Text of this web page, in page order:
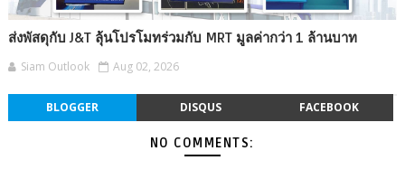
ส่งพัสดุกับ J&T ลุ้นโปรโมทร่วมกับ MRT มูลค่ากว่า 1 ล้านบาท
Siam Outlook Aug 02, 2026
BLOGGER DISQUS FACEBOOK
NO COMMENTS: